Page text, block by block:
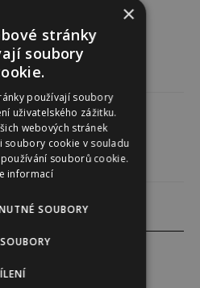
Fashion Week
×
stránky
soubory
používají soubory
uživatelského zážitku.
webových stránek
soubory cookie v souladu
souborů cookie.
informací
SOUBORY